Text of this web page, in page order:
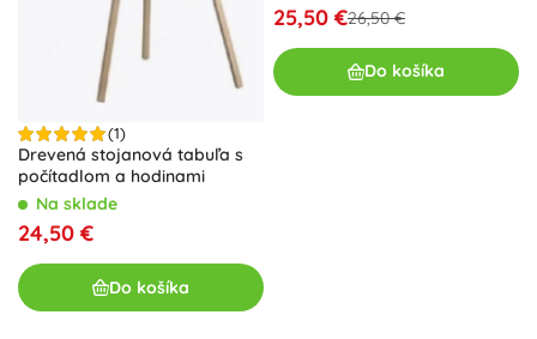
(1)
Drevená stojanová tabuľa s
počítadlom a hodinami
Na sklade
24,50 €
Do košíka
25,50 €26,50 €
Do košíka